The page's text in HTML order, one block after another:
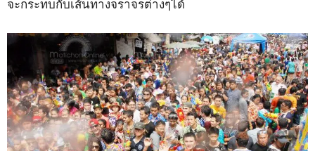
จะกระทบกับเส้นทางจราจรต่างๆได้